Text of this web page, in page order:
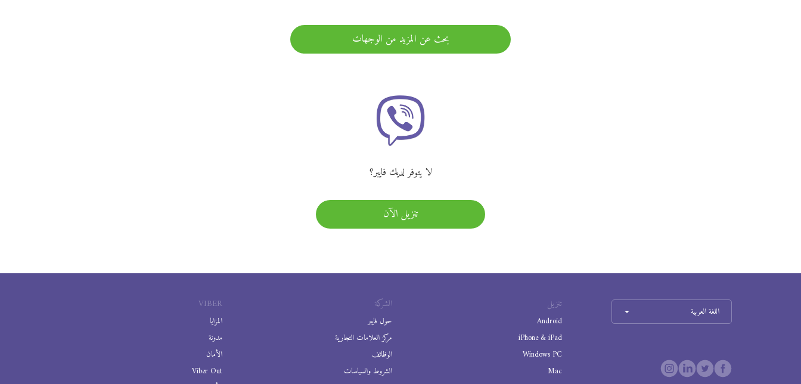
بحث عن المزيد من الوجهات
لا يتوفر لديك فايبر؟
تنزيل الآن
VIBER
المزايا
مدونة
الأمان
Viber Out
الشركة
حول فايبر
مركز العلامات التجارية
الوظائف
الشروط والسياسات
تنزيل
Android
iPhone & iPad
Windows PC
Mac
اللغة العربية